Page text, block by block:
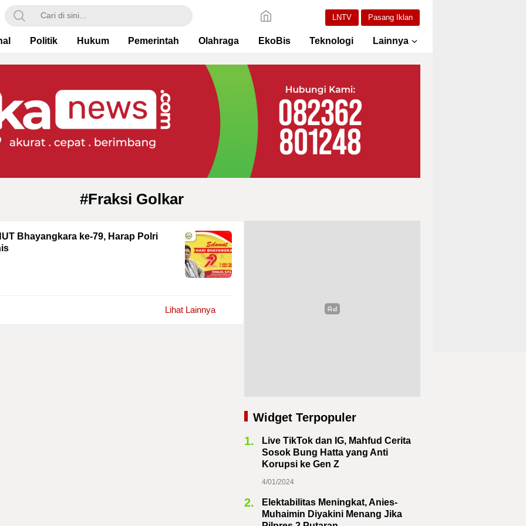
LNTV Pasang Iklan
Politik Hukum Pemerintah Olahraga EkoBis Teknologi Lainnya
#Fraksi Golkar
Bhayangkara ke-79, Harap Polri
Lihat Lainnya
Widget Terpopuler
1.
Live TikTok dan IG, Mahfud Cerita
Sosok Bung Hatta yang Anti
Korupsi ke Gen Z
4/01/2024
2.
Elektabilitas Meningkat, Anies-
Muhaimin Diyakini Menang Jika